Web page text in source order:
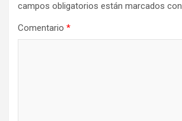
campos obligatorios están marcados con
Comentario *